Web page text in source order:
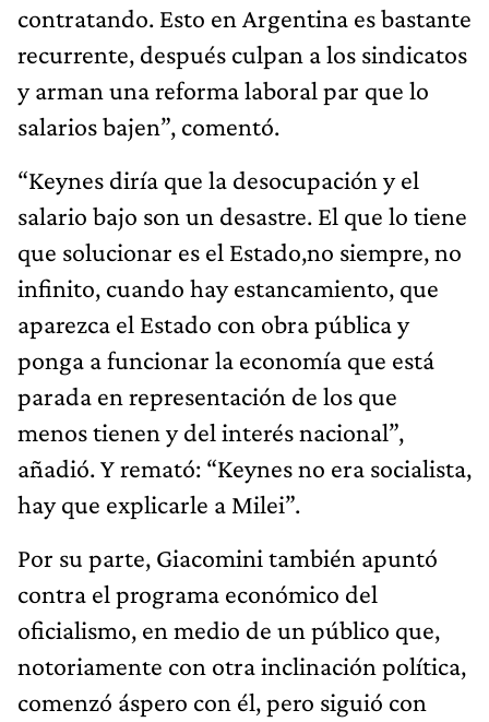
contratando. Esto en Argentina es bastante
recurrente, después culpan a los sindicatos
y arman una reforma laboral par que lo
salarios bajen”, comentó.
“Keynes diría que la desocupación y el
salario bajo son un desastre. El que lo tiene
que solucionar es el Estado,no siempre, no
infinito, cuando hay estancamiento, que
aparezca el Estado con obra pública y
ponga a funcionar la economía que está
parada en representación de los que
menos tienen y del interés nacional”,
añadió. Y remató: “Keynes no era socialista,
hay que explicarle a Milei”.
Por su parte, Giacomini también apuntó
contra el programa económico del
oficialismo, en medio de un público que,
notoriamente con otra inclinación política,
comenzó áspero con él, pero siguió con